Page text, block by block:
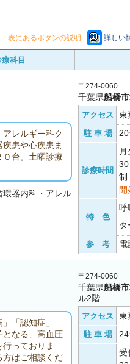
表にあるボタンの説明 詳しい
科目
レルギー科ク
患や心疾患ま
０台。土曜診療
環器内科・アレル
〒274-0060
千葉県船橋市
アクセス 東
駐 車 場
診療時間
制
開
特 色
呼
タ
参 考
「認知症」
となる、高血圧
っておりま
方はご相談くだ
〒274-0060
千葉県船橋市
ル2階
アクセス 東
駐 車 場
受